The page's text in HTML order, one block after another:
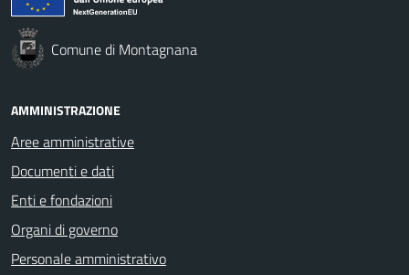
Comune di Montagnana
AMMINISTRAZIONE
Aree amministrative
Documenti e dati
Enti e fondazioni
Organi di governo
Personale amministrativo